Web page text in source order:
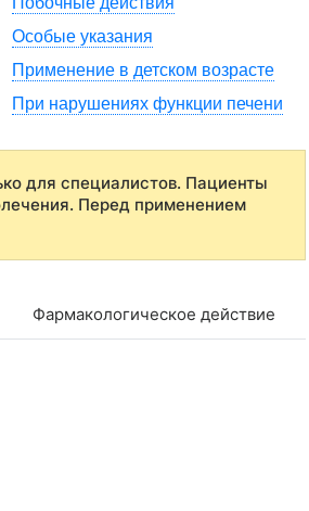
Особые указания
Применение в детском возрасте
При нарушениях функции печени
для специалистов. Пациенты
Перед применением
Фармакологическое действие